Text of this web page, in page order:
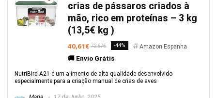
crias de pássaros criados à
mão, rico em proteínas – 3 kg
(13,5€ kg )
40,61€ 72,67€ -44% Amazon Espanha
🚚 Envio Grátis
NutriBird A21 é um alimento de alta qualidade desenvolvido
especialmente para a criação manual de crias de aves